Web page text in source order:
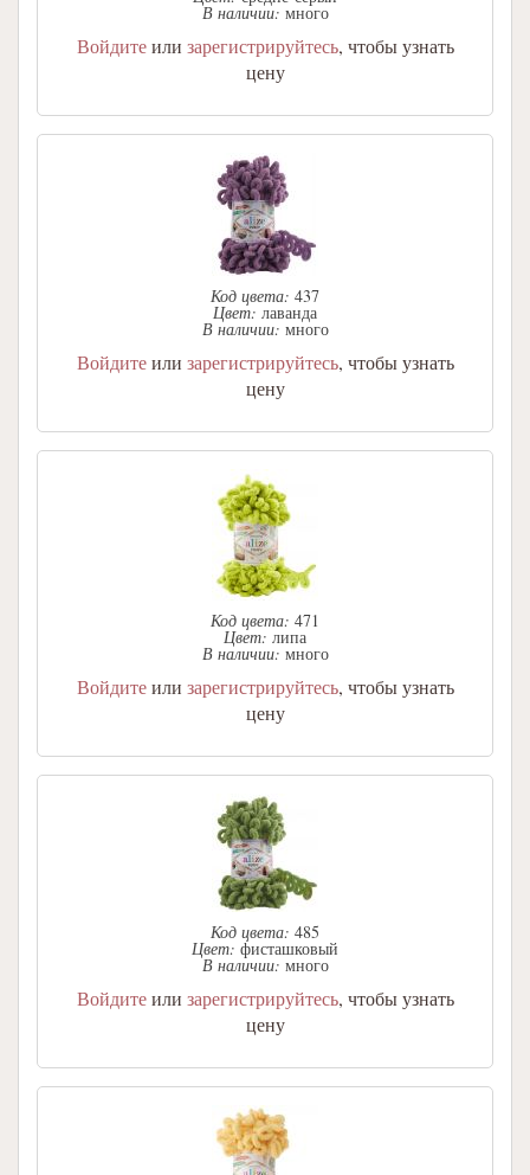
В наличии: много
Войдитеили зарегистрируйтесь, чтобы узнать
цену
Код цвета: 437
Цвет: лаванда
В наличии: много
Войдитеили зарегистрируйтесь, чтобы узнать
цену
Код цвета: 471
Цвет: липа
В наличии: много
Войдитеили зарегистрируйтесь, чтобы узнать
цену
Код цвета: 485
Цвет: фисташковый
В наличии: много
Войдитеили зарегистрируйтесь, чтобы узнать
цену